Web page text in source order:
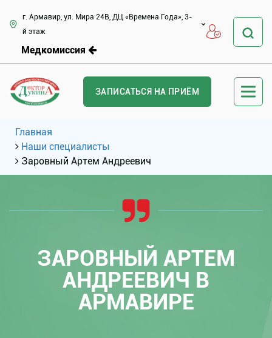
г. Армавир, ул. Мира 24В, ДЦ «Времена Года», 3-
й этаж
Медкомиссия
ЗАПИСАТЬСЯ НА ПРИЁМ
Главная
Наши специалисты
Заровный Артем Андреевич
ЗАРОВНЫЙ АРТЕМ
АНДРЕЕВИЧ В
АРМАВИРЕ